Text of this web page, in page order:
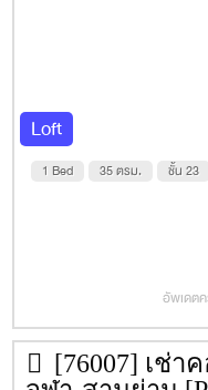
Loft
1 Bed 35 ตรม. ชั้น 23
อัพเดต
[76007] เช่า